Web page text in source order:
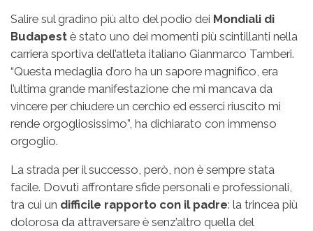
Salire sul gradino più alto del podio dei Mondiali di
Budapest è stato uno dei momenti più scintillanti nella
carriera sportiva dell’atleta italiano Gianmarco Tamberi.
“Questa medaglia d’oro ha un sapore magnifico, era
l’ultima grande manifestazione che mi mancava da
vincere per chiudere un cerchio ed esserci riuscito mi
rende orgogliosissimo”, ha dichiarato con immenso
orgoglio.
La strada per il successo, però, non è sempre stata
facile. Dovuti affrontare sfide personali e professionali,
tra cui un difficile rapporto con il padre: la trincea più
dolorosa da attraversare è senz’altro quella del